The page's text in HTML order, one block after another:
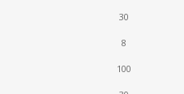
30
8
100